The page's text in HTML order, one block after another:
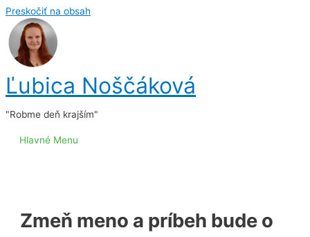
Preskočiť na obsah
Ľubica Noščáková
"Robme deň krajším"
Hlavné Menu
Zmeň meno a príbeh bude o